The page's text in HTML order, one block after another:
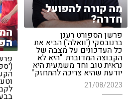
מה קורה להפועל
חדרה?
פרשן הספורט רענן
ברנובסקי ('וואלה') הביא את
כל העדכונים על מצבה של
הקבוצה המדוברת: "היא לא
נראית טוב וחד משמעית היא
יודעת שהיא צריכה להתחזק"
21/08/2023